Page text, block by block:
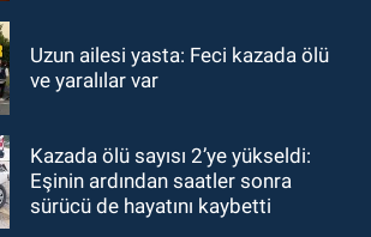
18:36AK Parti teşkilatları
GÜNDEM
18:18
Zonguldakspor’a destek oldu
Uzun ailesi yasta: Feci kazada ölü
ve yaralılar var
Kazada ölü sayısı 2’ye yükseldi:
Eşinin ardından saatler sonra
sürücü de hayatını kaybetti